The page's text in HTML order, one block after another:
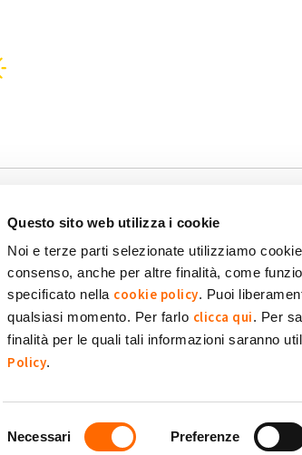
Questo sito web utilizza i cookie
Noi e terze parti selezionate utilizziamo
consenso, anche per altre finalità, come
specificato nella cookie policy. Puoi
qualsiasi momento. Per farlo clicca qui. Per
finalità per le quali tali informazioni saranno
Policy.
Necessari Preferenze
Contatti Privacy policy Cookie Dichiarazione
è un marchio di Eni Plenitude SpA Società Benefit
4
riservati.